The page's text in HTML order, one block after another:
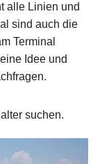
alle Linien und
sind auch die
Terminal
Idee und
suchen.